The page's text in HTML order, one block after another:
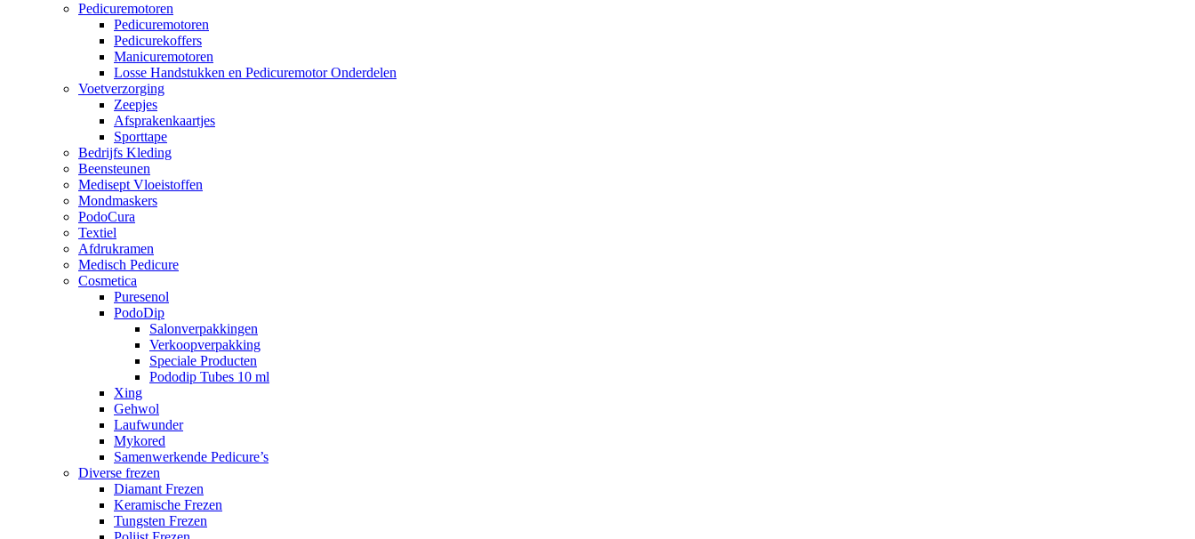
Pedicuremotoren
Pedicuremotoren
Pedicurekoffers
Manicuremotoren
Losse Handstukken en Pedicuremotor Onderdelen
Voetverzorging
Zeepjes
Afsprakenkaartjes
Sporttape
Bedrijfs Kleding
Beensteunen
Medisept Vloeistoffen
Mondmaskers
PodoCura
Textiel
Afdrukramen
Medisch Pedicure
Cosmetica
Puresenol
PodoDip
Salonverpakkingen
Verkoopverpakking
Speciale Producten
Pododip Tubes 10 ml
Xing
Gehwol
Laufwunder
Mykored
Samenwerkende Pedicure’s
Diverse frezen
Diamant Frezen
Keramische Frezen
Tungsten Frezen